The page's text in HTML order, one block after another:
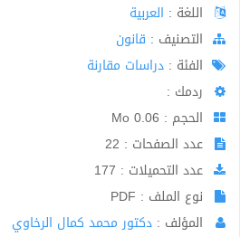
اللغة : العربية
اﻟﺘﺼﻨﻴﻒ : قانون
الفئة : دراسات مقارنة
ردمك :
الحجم : 0.06 Mo
عدد الصفحات : 22
عدد التحميلات : 177
نوع الملف : PDF
المؤلف : دكتور محمد كمال الرخاوي